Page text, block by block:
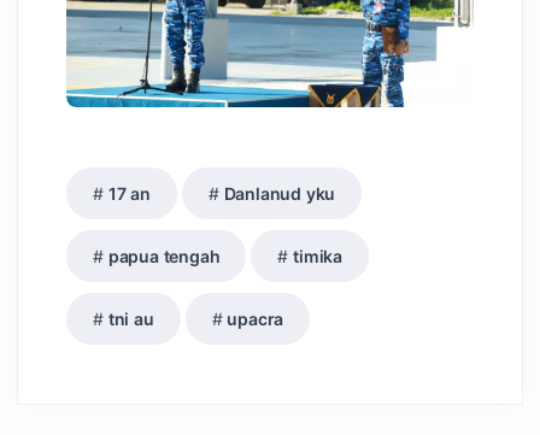
17 an Danlanud yku
papua tengah timika
tni au upacra